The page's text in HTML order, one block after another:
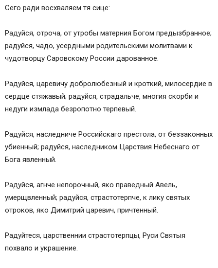
Сего ради восхваляем тя сице:
Радуйся, отроча, от утробы матерния Богом предызбранное;
радуйся, чадо, усердными родительскими молитвами к
чудотворцу Саровскому России дарованное.
Радуйся, царевичу добролюбезный и кроткий, милосердие в
сердце стяжавый; радуйся, страдальче, многия скорби и
недуги измлада безропотно терпевый.
Радуйся, наследниче Российскаго престола, от беззаконных
убиенный; радуйся, наследником Царствия Небеснаго от
Бога явленный.
Радуйся, агнче непорочный, яко праведный Авель,
умерщвленный; радуйся, страстотерпче, к лику святых
отроков, яко Димитрий царевич, причтенный.
Радуйтеся, царственнии страстотерпцы, Руси Святыя
похвало и украшение.